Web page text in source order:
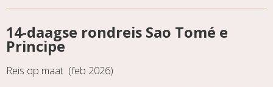
14-daagse rondreis Sao Tomé e
Principe
Reis op maat (feb 2026)